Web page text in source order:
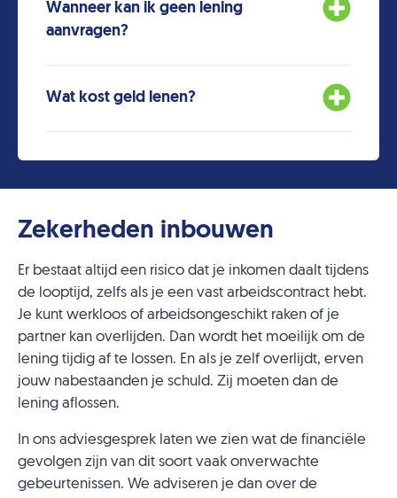
Wanneer kan ik geen lening
aanvragen?
Wat kost geld lenen?
Zekerheden inbouwen
Er bestaat altijd een risico dat je inkomen daalt tijdens
de looptijd, zelfs als je een vast arbeidscontract hebt.
Je kunt werkloos of arbeidsongeschikt raken of je
partner kan overlijden. Dan wordt het moeilijk om de
lening tijdig af te lossen. En als je zelf overlijdt, erven
jouw nabestaanden je schuld. Zij moeten dan de
lening aflossen.
In ons adviesgesprek laten we zien wat de financiële
gevolgen zijn van dit soort vaak onverwachte
gebeurtenissen. We adviseren je dan over de